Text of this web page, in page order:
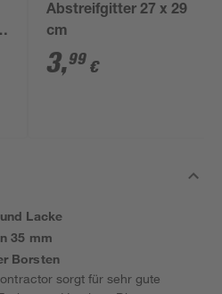
Abstreifgitter 27 x 29
cm
3,99 €
Lacke
35 mm
Borsten
sorgt für sehr gute